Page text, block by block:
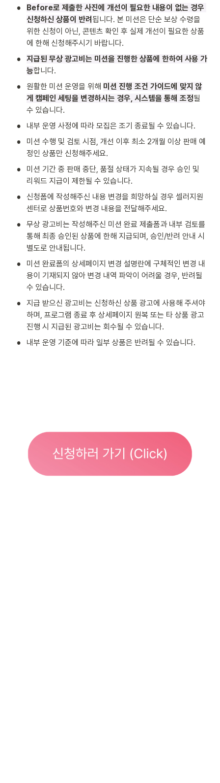
•
Before로 제출한 사진에 개선이 필요한 내용이 없는 경우
신청하신 상품이 반려 됩니다. 본 미션은 단순 보상 수령을
위한 신청이 아닌, 콘텐츠 확인 후 실제 개선이 필요한 상품
에 한해 신청해주시기 바랍니다.
•
지급된 무상 광고비는 미션을 진행한 상품에 한하여 사용 가
능합니다.
• 원활한 미션 운영을 위해 미션 진행 조건 가이드에 맞지 않
게 캠페인 세팅을 변경하시는 경우, 시스템을 통해 조정될
수 있습니다.
• 내부 운영 사정에 따라 모집은 조기 종료될 수 있습니다.
•
미션 수행 및 검토 시점, 개선 이후 최소 2개월 이상 판매 예
정인 상품만 신청해주세요.
•
미션 기간 중 판매 중단, 품절 상태가 지속될 경우 승인 및
리워드 지급이 제한될 수 있습니다.
•
신청폼에 작성해주신 내용 변경을 희망하실 경우 셀러지원
센터로 상품번호와 변경 내용을 전달해주세요.
•
무상 광고비는 작성해주신 미션 완료 제출폼과 내부 검토를
통해 최종 승인된 상품에 한해 지급되며, 승인/반려 안내 시
별도로 안내됩니다.
•
미션 완료폼의 상세페이지 변경 설명란에 구체적인 변경 내
용이 기재되지 않아 변경 내역 파악이 어려울 경우, 반려될
수 있습니다.
•
지급 받으신 광고비는 신청하신 상품 광고에 사용해 주셔야
하며, 프로그램 종료 후 상세페이지 원복 또는 타 상품 광고
진행 시 지급된 광고비는 회수될 수 있습니다.
• 내부 운영 기준에 따라 일부 상품은 반려될 수 있습니다.